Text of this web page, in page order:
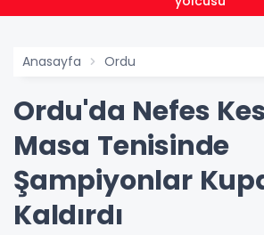
Anasayfa Ordu
Ordu'da Nefes
Masa Tenisinde
Şampiyonlar
Kaldırdı